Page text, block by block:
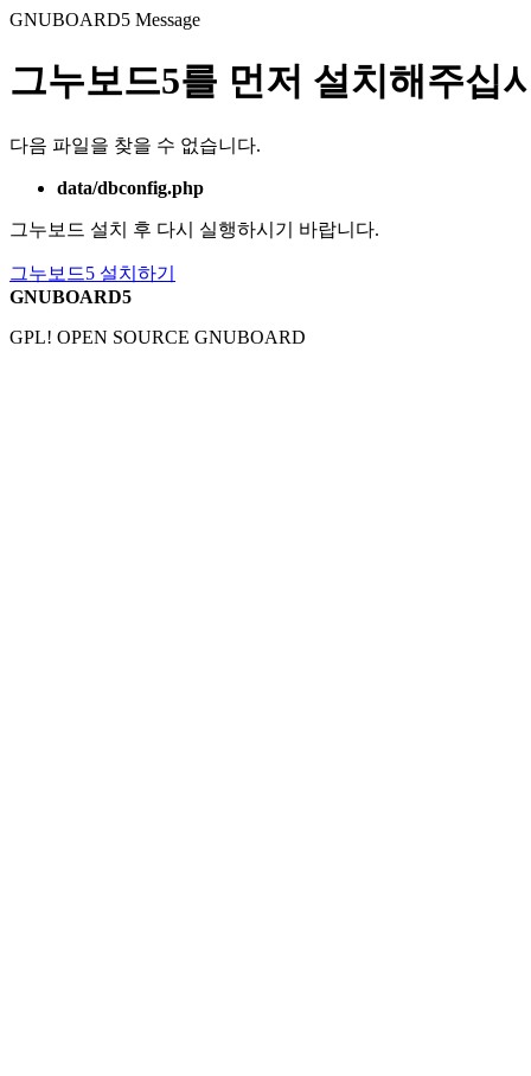
GNUBOARD5 Message
그누보드5를 먼저 설치해주십
다음 파일을 찾을 수 없습니다.
data/dbconfig.php
그누보드 설치 후 다시 실행하시기 바랍니다.
그누보드5 설치하기
GNUBOARD5
GPL! OPEN SOURCE GNUBOARD